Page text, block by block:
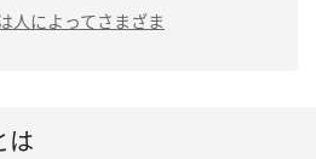
人によってさまざま
は